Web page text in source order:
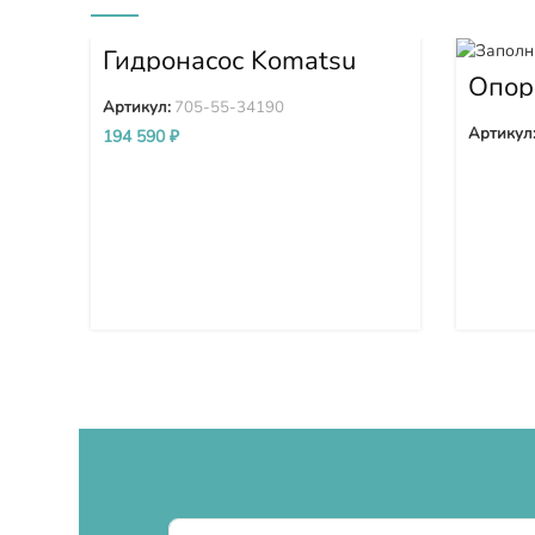
Гидронасос Komatsu
WA380-3 705-55-34190
Артикул: 705-55-34190
194 590₽ Артикул: